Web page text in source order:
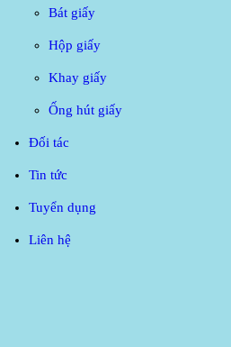
Bát giấy
Hộp giấy
Khay giấy
Ống hút giấy
Đối tác
Tin tức
Tuyển dụng
Liên hệ